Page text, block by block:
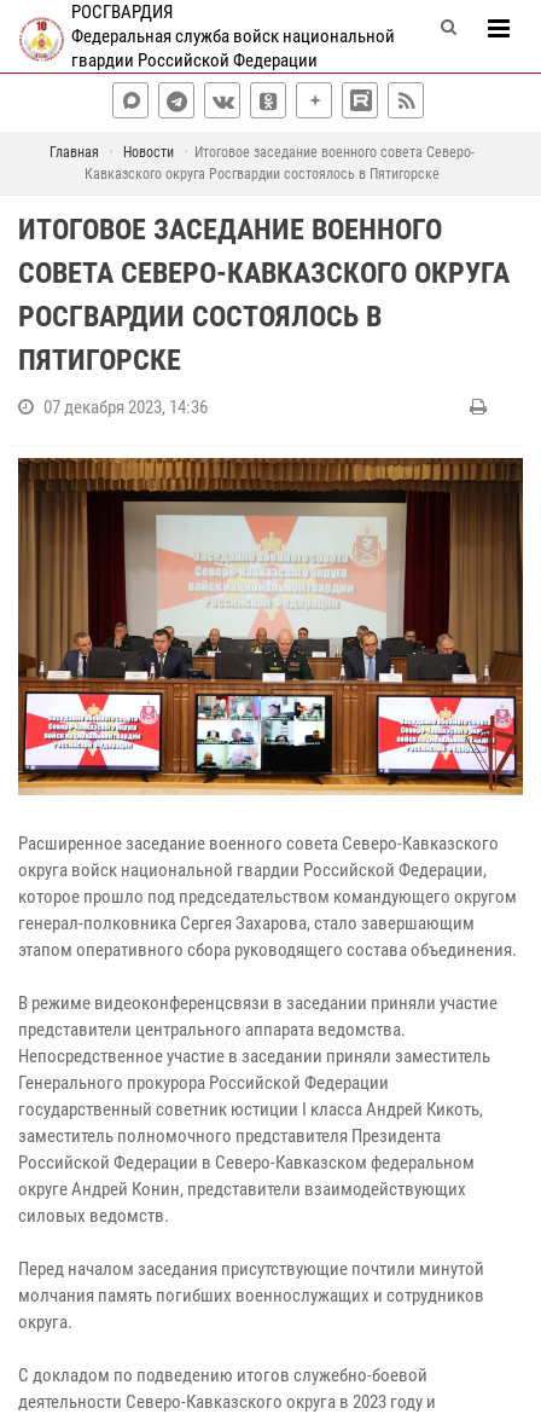
РОСГВАРДИЯ
Федеральная служба войск национальной
гвардии Российской Федерации
Главная Новости
Итоговое заседание военного совета Северо-
Кавказского округа Росгвардии состоялось в Пятигорске
ИТОГОВОЕ ЗАСЕДАНИЕ ВОЕННОГО
СОВЕТА СЕВЕРО-КАВКАЗСКОГО ОКРУГА
РОСГВАРДИИ СОСТОЯЛОСЬ В
ПЯТИГОРСКЕ
07 декабря 2023, 14:36
Расширенное заседание военного совета Северо-Кавказского
округа войск национальной гвардии Российской Федерации,
которое прошло под председательством командующего округом
генерал-полковника Сергея Захарова, стало завершающим
этапом оперативного сбора руководящего состава объединения.
В режиме видеоконференцсвязи в заседании приняли участие
представители центрального аппарата ведомства.
Непосредственное участие в заседании приняли заместитель
Генерального прокурора Российской Федерации
государственный советник юстиции I класса Андрей Кикоть,
заместитель полномочного представителя Президента
Российской Федерации в Северо-Кавказском федеральном
округе Андрей Конин, представители взаимодействующих
силовых ведомств.
Перед началом заседания присутствующие почтили минутой
молчания память погибших военнослужащих и сотрудников
округа.
С докладом по подведению итогов служебно-боевой
деятельности Северо-Кавказского округа в 2023 году и